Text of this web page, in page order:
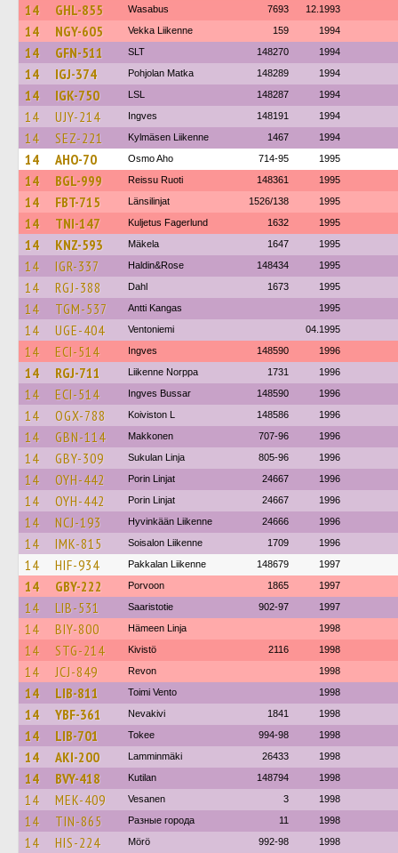
14 GHL-855 Wasabus 7693 12.1993
14 NGY-605 Vekka Liikenne 159 1994
14 GFN-511 SLT 148270 1994
14 IGJ-374 Pohjolan Matka 148289 1994
14 IGK-750 LSL 148287 1994
14 UJY-214 Ingves 148191 1994
14 SEZ-221 Kylmäsen Liikenne 1467 1994
14 AHO-70 Osmo Aho 714-95 1995
14 BGL-999 Reissu Ruoti 148361 1995
14 FBT-715 Länsilinjat 1526/138 1995
14 TNI-147 Kuljetus Fagerlund 1632 1995
14 KNZ-593 Mäkela 1647 1995
14 IGR-337 Haldin&Rose 148434 1995
14 RGJ-388 Dahl 1673 1995
14 TGM-537 Antti Kangas 1995
14 UGE-404 Ventoniemi 04.1995
14 ECI-514 Ingves 148590 1996
14 RGJ-711 Liikenne Norppa 1731 1996
14 ECI-514 Ingves Bussar 148590 1996
14 OGX-788 Koiviston L 148586 1996
14 GBN-114 Makkonen 707-96 1996
14 GBY-309 Sukulan Linja 805-96 1996
14 OYH-442 Porin Linjat 24667 1996
14 OYH-442 Porin Linjat 24667 1996
14 NCJ-193 Hyvinkään Liikenne 24666 1996
14 IMK-815 Soisalon Liikenne 1709 1996
14 HIF-934 Pakkalan Liikenne 148679 1997
14 GBY-222 Porvoon 1865 1997
14 LIB-531 Saaristotie 902-97 1997
14 BIY-800 Hämeen Linja 1998
14 STG-214 Kivistö 2116 1998
14 JCJ-849 Revon 1998
14 LIB-811 Toimi Vento 1998
14 YBF-361 Nevakivi 1841 1998
14 LIB-701 Tokee 994-98 1998
14 AKI-200 Lamminmäki 26433 1998
14 BVY-418 Kutilan 148794 1998
14 MEK-409 Vesanen 3 1998
14 TIN-865 Разные города 11 1998
14 HIS-224 Mörö 992-98 1998